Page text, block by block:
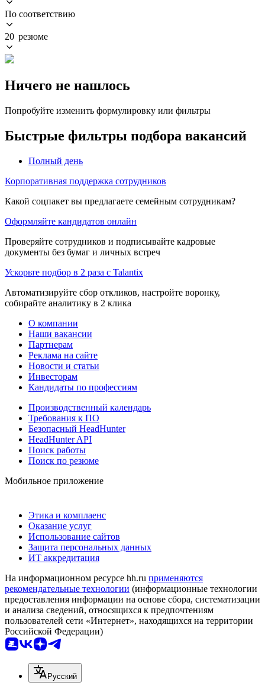
По соответствию
20 резюме
Ничего не нашлось
Попробуйте изменить формулировку или фильтры
Быстрые фильтры подбора вакансий
Полный день
Корпоративная поддержка сотрудников
Какой соцпакет вы предлагаете семейным сотрудникам?
Оформляйте кандидатов онлайн
Проверяйте сотрудников и подписывайте кадровые
документы без бумаг и личных встреч
Ускорьте подбор в 2 раза с Talantix
Автоматизируйте сбор откликов, настройте воронку,
собирайте аналитику в 2 клика
О компании
Наши вакансии
Партнерам
Реклама на сайте
Новости и статьи
Инвесторам
Кандидаты по профессиям
Производственный календарь
Требования к ПО
Безопасный HeadHunter
HeadHunter API
Поиск работы
Поиск по резюме
Мобильное приложение
Этика и комплаенс
Оказание услуг
Использование сайтов
Защита персональных данных
ИТ аккредитация
На информационном ресурсе hh.ru применяются
рекомендательные технологии (информационные технологии
предоставления информации на основе сбора, систематизации
и анализа сведений, относящихся к предпочтениям
пользователей сети «Интернет», находящихся на территории
Российской Федерации)
Русский